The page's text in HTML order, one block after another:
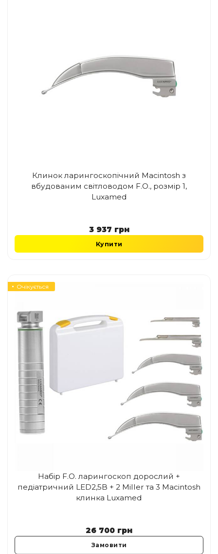
Клинок ларингоскопічний Macintosh з
вбудованим світловодом F.O., розмір 1,
Luxamed
3 937 грн
Купити
Очікується
Набір F.O. ларингоскоп дорослий +
педіатричний LED2,5В + 2 Miller та 3 Macintosh
клинка Luxamed
26 700 грн
Замовити